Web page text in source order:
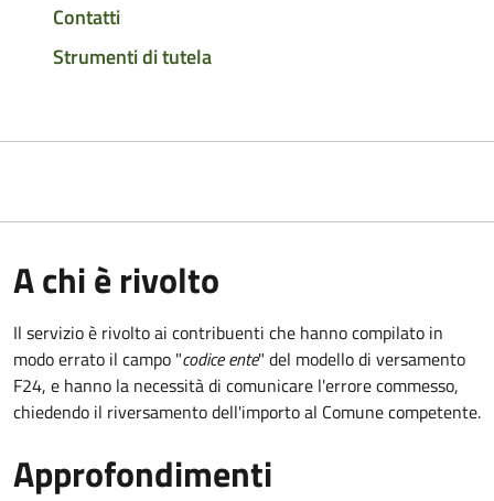
Contatti
Strumenti di tutela
A chi è rivolto
Il servizio è rivolto ai contribuenti che hanno compilato in
modo errato il campo "codice ente" del modello di versamento
F24, e hanno la necessità di comunicare l'errore commesso,
chiedendo il riversamento dell'importo al Comune competente.
Approfondimenti